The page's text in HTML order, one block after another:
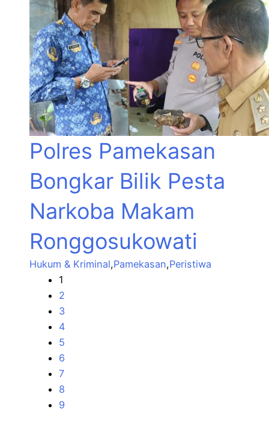
Polres Pamekasan
Bongkar Bilik Pesta
Narkoba Makam
Ronggosukowati
Hukum & Kriminal,Pamekasan,Peristiwa
1
2
3
4
5
6
7
8
9